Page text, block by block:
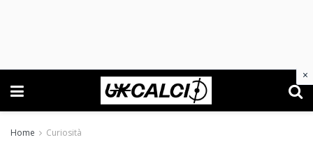
Home Curiosità
×